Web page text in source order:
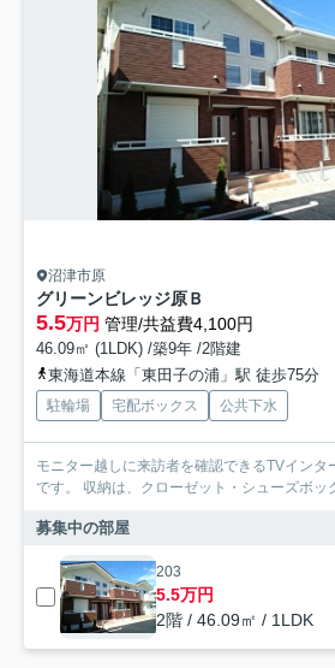
沼津市原
グリーンビレッジ原Ｂ
5.5万円 管理/共益費4,100円
46.09㎡ (1LDK) /築9年 /2階建
東海道本線「東田子の浦」駅 徒歩75分
駐輪場 宅配ボックス 公共下水
モニター越しに来訪者を確認できるTVインタ
です。 収納は、クローゼット・シューズボッ
募集中の部屋
203
5.5万円
2階 / 46.09㎡ / 1LDK